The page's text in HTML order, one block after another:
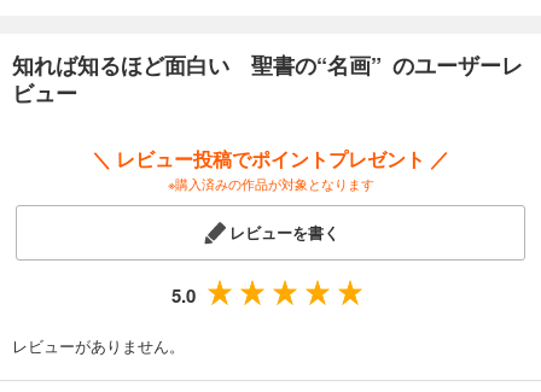
知れば知るほど面白い 聖書の“名画” のユーザーレ
ビュー
＼ レビュー投稿でポイントプレゼント ／
※購入済みの作品が対象となります
レビューを書く
5.0
レビューがありません。